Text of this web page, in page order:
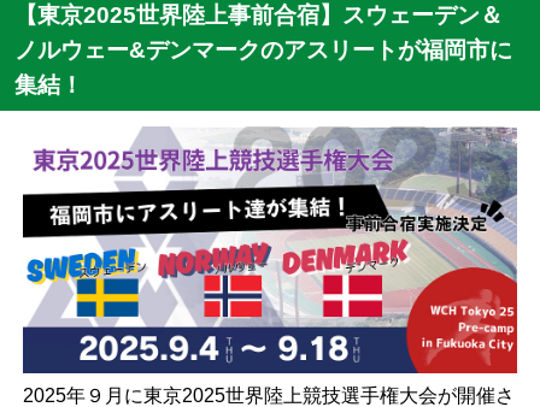
【東京2025世界陸上事前合宿】スウェーデン＆
ノルウェー&デンマークのアスリートが福岡市に
集結！
2025年９月に東京2025世界陸上競技選手権大会が開催さ